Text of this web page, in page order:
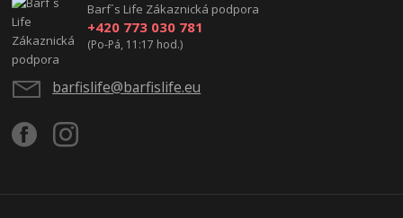
Barf´s Life Zákaznická podpora
+420 773 030 781
(Po-Pá, 11:17 hod.)
barfislife@barfislife.eu